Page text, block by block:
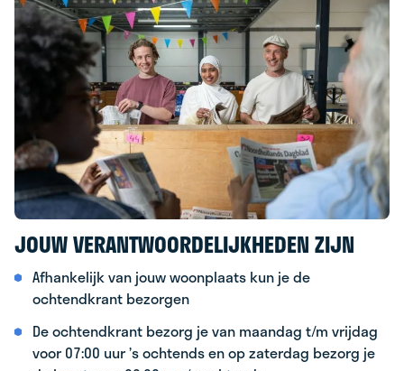
JOUW VERANTWOORDELIJKHEDEN ZIJN
Afhankelijk van jouw woonplaats kun je de
ochtendkrant bezorgen
De ochtendkrant bezorg je van maandag t/m vrijdag
voor 07:00 uur ’s ochtends en op zaterdag bezorg je